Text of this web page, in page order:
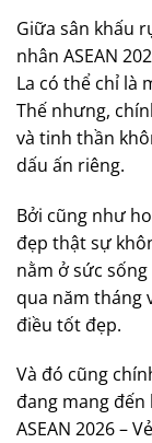
Giữa sân khấu
nhân ASEAN
La có thể chỉ là
Thế nhưng,
và tinh thần
dấu ấn riêng.
Bởi cũng như
đẹp thật sự
nằm ở sức
qua năm tháng
điều tốt đẹp.
Và đó cũng
đang mang
ASEAN 2026 –